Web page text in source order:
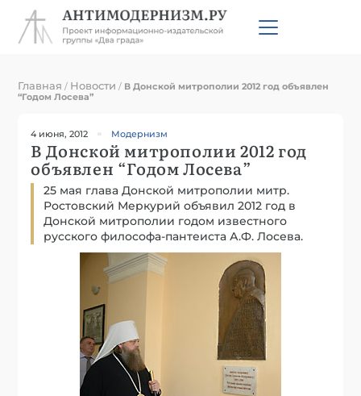
Главная / Новости / В Донской митрополии 2012 год объявлен
“Годом Лосева”
4 июня, 2012 Модернизм
В Донской митрополии 2012 год
объявлен “Годом Лосева”
25 мая глава Донской митрополии митр.
Ростовский Меркурий объявил 2012 год в
Донской митрополии годом известного
русского философа-пантеиста А.Ф. Лосева.